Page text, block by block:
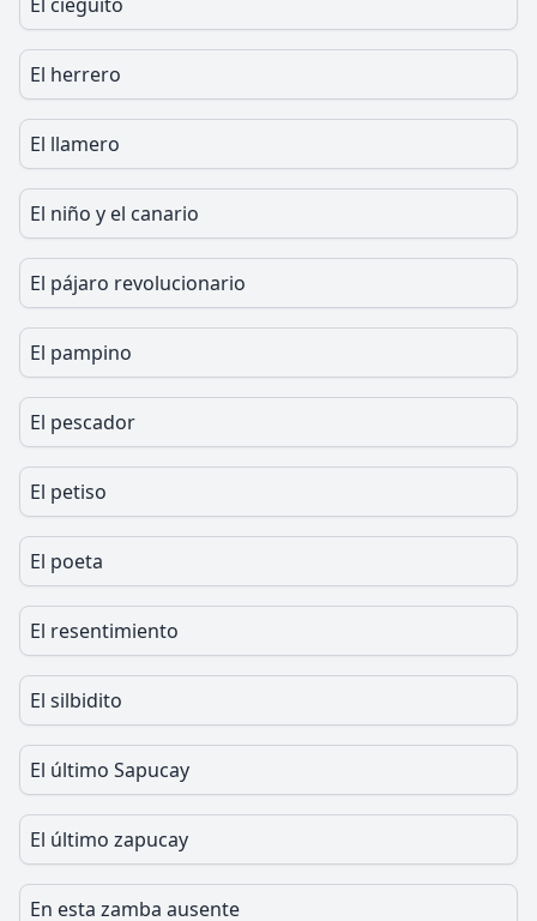
El herrero
El llamero
El niño y el canario
El pájaro revolucionario
El pampino
El pescador
El petiso
El poeta
El resentimiento
El silbidito
El último Sapucay
El último zapucay
En esta zamba ausente